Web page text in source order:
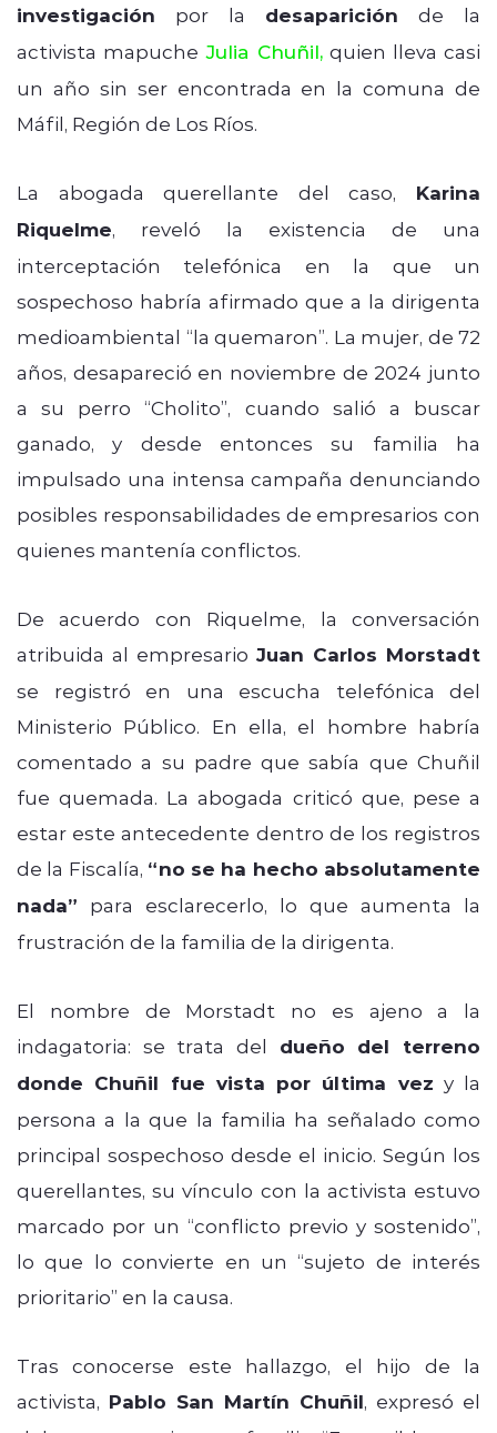
investigación por la desaparición de la
activista mapuche Julia Chuñil,quien lleva casi
un año sin ser encontrada en la comuna de
Máfil, Región de Los Ríos.
La abogada querellante del caso, Karina
Riquelme, reveló la existencia de una
interceptación telefónica en la que un
sospechoso habría afirmado que a la dirigenta
medioambiental “la quemaron”. La mujer, de 72
años, desapareció en noviembre de 2024 junto
a su perro “Cholito”, cuando salió a buscar
ganado, y desde entonces su familia ha
impulsado una intensa campaña denunciando
posibles responsabilidades de empresarios con
quienes mantenía conflictos.
De acuerdo con Riquelme, la conversación
atribuida al empresario Juan Carlos Morstadt
se registró en una escucha telefónica del
Ministerio Público. En ella, el hombre habría
comentado a su padre que sabía que Chuñil
fue quemada. La abogada criticó que, pese a
estar este antecedente dentro de los registros
de la Fiscalía, “no se ha hecho absolutamente
nada” para esclarecerlo, lo que aumenta la
frustración de la familia de la dirigenta.
El nombre de Morstadt no es ajeno a la
indagatoria: se trata del dueño del terreno
donde Chuñil fue vista por última vez y la
persona a la que la familia ha señalado como
principal sospechoso desde el inicio. Según los
querellantes, su vínculo con la activista estuvo
marcado por un “conflicto previo y sostenido”,
lo que lo convierte en un “sujeto de interés
prioritario” en la causa.
Tras conocerse este hallazgo, el hijo de la
activista, Pablo San Martín Chuñil, expresó el